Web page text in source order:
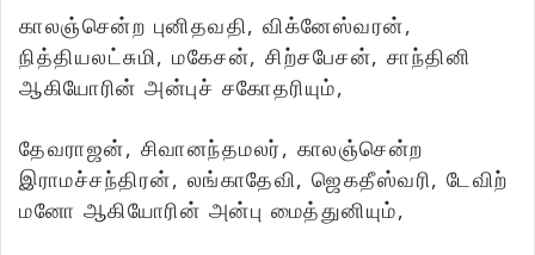
காலஞ்சென்ற புனிதவதி, விக்னேஸ்வரன்,
நித்தியலட்சுமி, மகேசன், சிற்சபேசன், சாந்தினி
ஆகியோரின் அன்புச் சகோதரியும்,
தேவராஜன், சிவானந்தமலர், காலஞ்சென்ற
இராமச்சந்திரன், லங்காதேவி, ஜெகதீஸ்வரி, டேவிற்
மனோ ஆகியோரின் அன்பு மைத்துனியும்,